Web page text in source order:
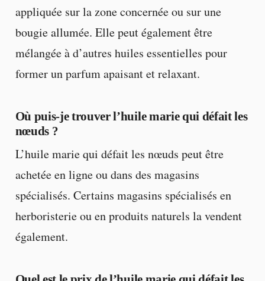
appliquée sur la zone concernée ou sur une
bougie allumée. Elle peut également être
mélangée à d’autres huiles essentielles pour
former un parfum apaisant et relaxant.
Où puis-je trouver l’huile marie qui défait les
nœuds ?
L’huile marie qui défait les nœuds peut être
achetée en ligne ou dans des magasins
spécialisés. Certains magasins spécialisés en
herboristerie ou en produits naturels la vendent
également.